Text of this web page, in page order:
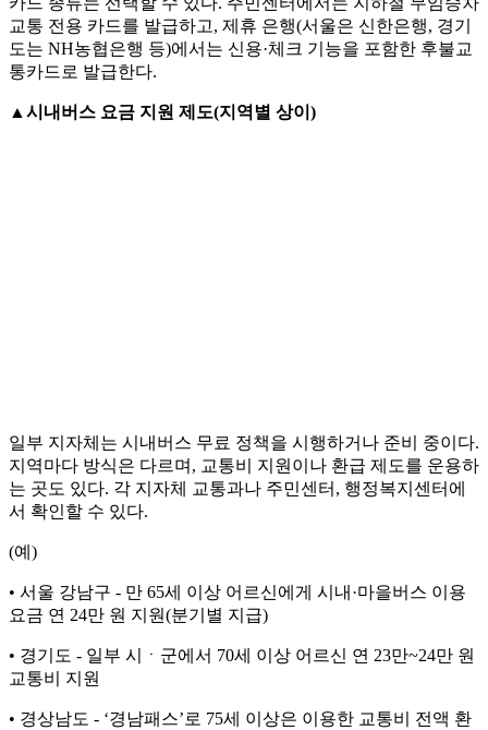
교통 전용 카드를 발급하고, 제휴 은행(서울은 신한은행, 경기
도는 NH농협은행 등)에서는 신용·체크 기능을 포함한 후불교
통카드로 발급한다.
▲ 시내버스 요금 지원 제도(지역별 상이)
일부 지자체는 시내버스 무료 정책을 시행하거나 준비 중이다.
지역마다 방식은 다르며, 교통비 지원이나 환급 제도를 운용하
는 곳도 있다. 각 지자체 교통과나 주민센터, 행정복지센터에
서 확인할 수 있다.
(예)
• 서울 강남구 - 만 65세 이상 어르신에게 시내·마을버스 이용
요금 연 24만 원 지원(분기별 지급)
• 경기도 - 일부 시ㆍ군에서 70세 이상 어르신 연 23만~24만 원
교통비 지원
• 경상남도 - ‘경남패스’로 75세 이상은 이용한 교통비 전액 환